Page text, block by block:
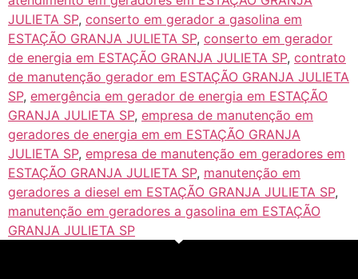
JULIETA SP, conserto em gerador a gasolina em
ESTAÇÃO GRANJA JULIETA SP, conserto em gerador
de energia em ESTAÇÃO GRANJA JULIETA SP, contrato
de manutenção gerador em ESTAÇÃO GRANJA JULIETA
SP, emergência em gerador de energia em ESTAÇÃO
GRANJA JULIETA SP, empresa de manutenção em
geradores de energia em em ESTAÇÃO GRANJA
JULIETA SP, empresa de manutenção em geradores em
ESTAÇÃO GRANJA JULIETA SP, manutenção em
geradores a diesel em ESTAÇÃO GRANJA JULIETA SP,
manutenção em geradores a gasolina em ESTAÇÃO
GRANJA JULIETA SP